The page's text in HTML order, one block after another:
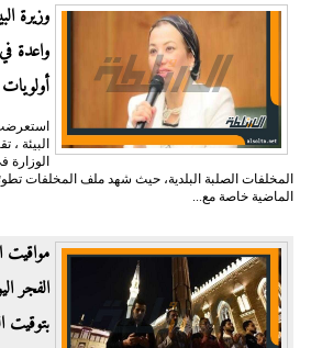
وزيرة
واعدة
أولويات
البيئة
الوزارة
المخلفات الصلبة البلدية، حيث شهد ملف المخلفات
الماضية خاصة مع...
مواقيت
بتوقيت